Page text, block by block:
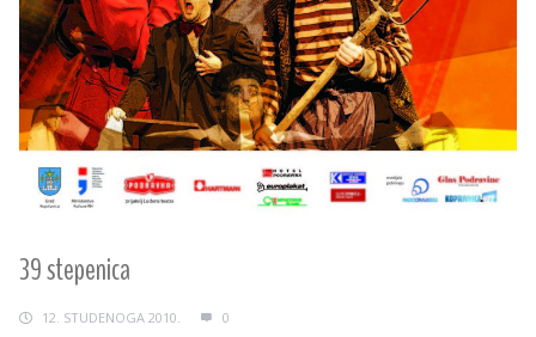
39 stepenica
12. STUDENOGA 2010. 0